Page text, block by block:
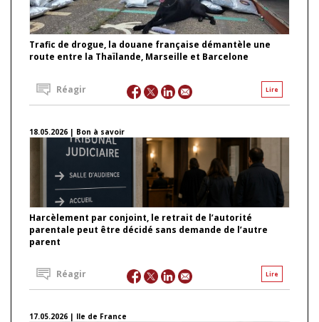
Trafic de drogue, la douane française démantèle une
route entre la Thaïlande, Marseille et Barcelone
Lire
Réagir
18.05.2026 | Bon à savoir
Harcèlement par conjoint, le retrait de l’autorité
parentale peut être décidé sans demande de l’autre
parent
Lire
Réagir
17.05.2026 | Ile de France